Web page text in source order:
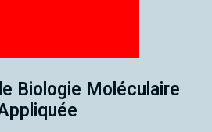
Biologie Moléculaire